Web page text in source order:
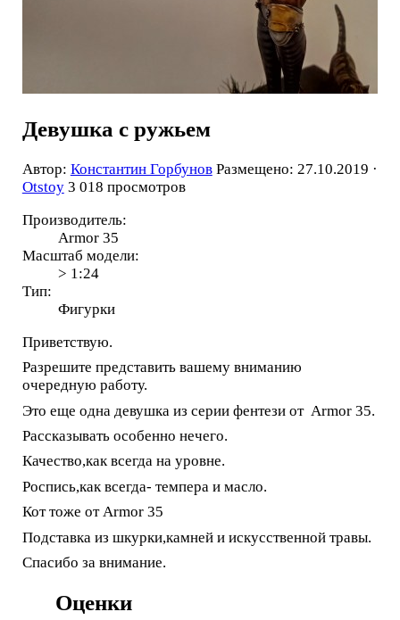
Девушка с ружьем
Автор: Константин Горбунов Размещено: 27.10.2019 ·
Otstoy 3 018 просмотров
Производитель:
Armor 35
Масштаб модели:
> 1:24
Тип:
Фигурки
Приветствую.
Разрешите представить вашему вниманию
очередную работу.
Это еще одна девушка из серии фентези от Armor 35.
Рассказывать особенно нечего.
Качество,как всегда на уровне.
Роспись,как всегда- темпера и масло.
Кот тоже от Armor 35
Подставка из шкурки,камней и искусственной травы.
Спасибо за внимание.
Оценки